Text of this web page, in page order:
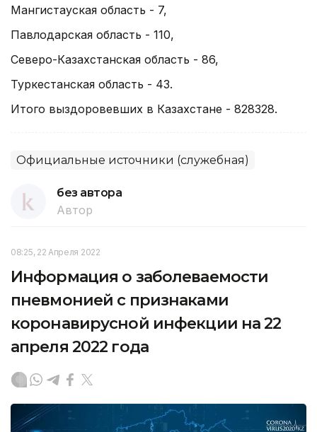
Мангистауская область - 7,
Павлодарская область - 110,
Северо-Казахстанская область - 86,
Туркестанская область - 43.
Итого выздоровевших в Казахстане - 828328.
Официальные источники (служебная)
без автора
Автор
08:25, 22 Апреля 2022
Информация о заболеваемости
пневмонией с признаками
коронавирусной инфекции на 22
апреля 2022 года